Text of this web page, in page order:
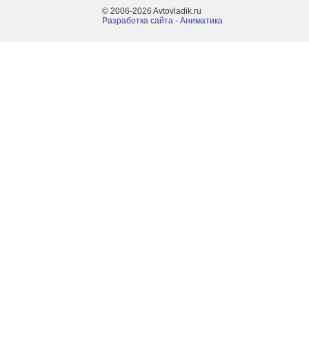
© 2006-2026 Avtovladik.ru
Разработка сайта - Aниматика